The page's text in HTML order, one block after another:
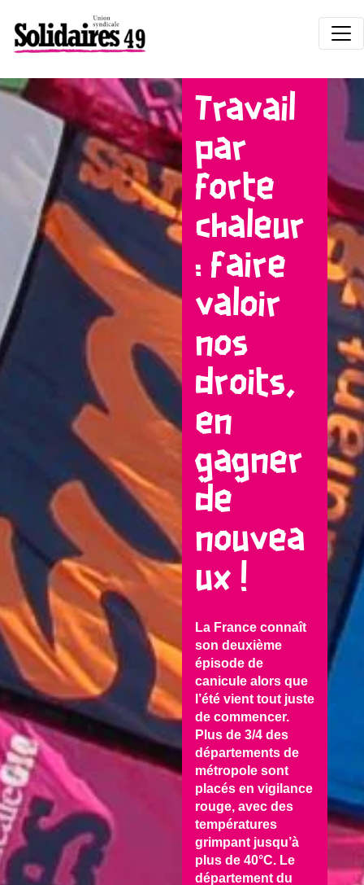
Travail
par
forte
chaleur
: faire
valoir
nos
droits,
en
gagner
de
nouvea
ux !
La France connaît
son deuxième
épisode de
canicule alors que
l’été vient tout juste
de commencer.
Plus de 3/4 des
départements de
métropole sont
placés en vigilance
rouge, avec des
températures
grimpant jusqu’à
plus de 40°C. Le
département du